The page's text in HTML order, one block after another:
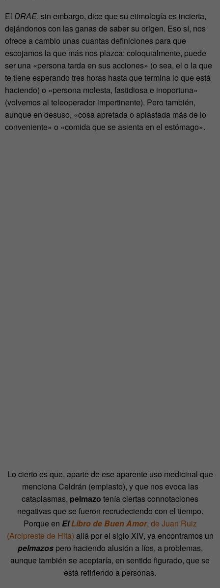
El DRAE, sin embargo, dice que su etimología es incierta,
dejándonos con las ganas de saber su origen. Eso sí, nos
ofrece a cambio unas cuantas definiciones para que
escojamos la que más nos plazca: coloquialmente, puede
ser una «persona tarda en sus acciones» (o sea, el o la que
te tiene esperando tres horas hasta que termina lo que está
haciendo) o «persona molesta, fastidiosa e inoportuna»
(volvemos al teleoperador impertinente). Pero también,
aunque en desuso, «cosa apretada o aplastada más de lo
conveniente» o «comida que se asienta en el estómago».
Lo cierto es que, aparte de ese aparente uso medicinal que
menciona Celdrán (emplasto), y que nos evoca las
cataplasmas, pelmazo tenía ciertas connotaciones
negativas que se fueron recrudeciendo con el tiempo.
Porque en ElLibro de Buen Amor, de Juan Ruiz
(Arcipreste de Hita) allá por el siglo XIV, ya encontramos un
pelmazospero haciendo alusión a líos, a problemas,
aunque también se aceptaría, en sentido figurado, que se
está refiriendo a personas.